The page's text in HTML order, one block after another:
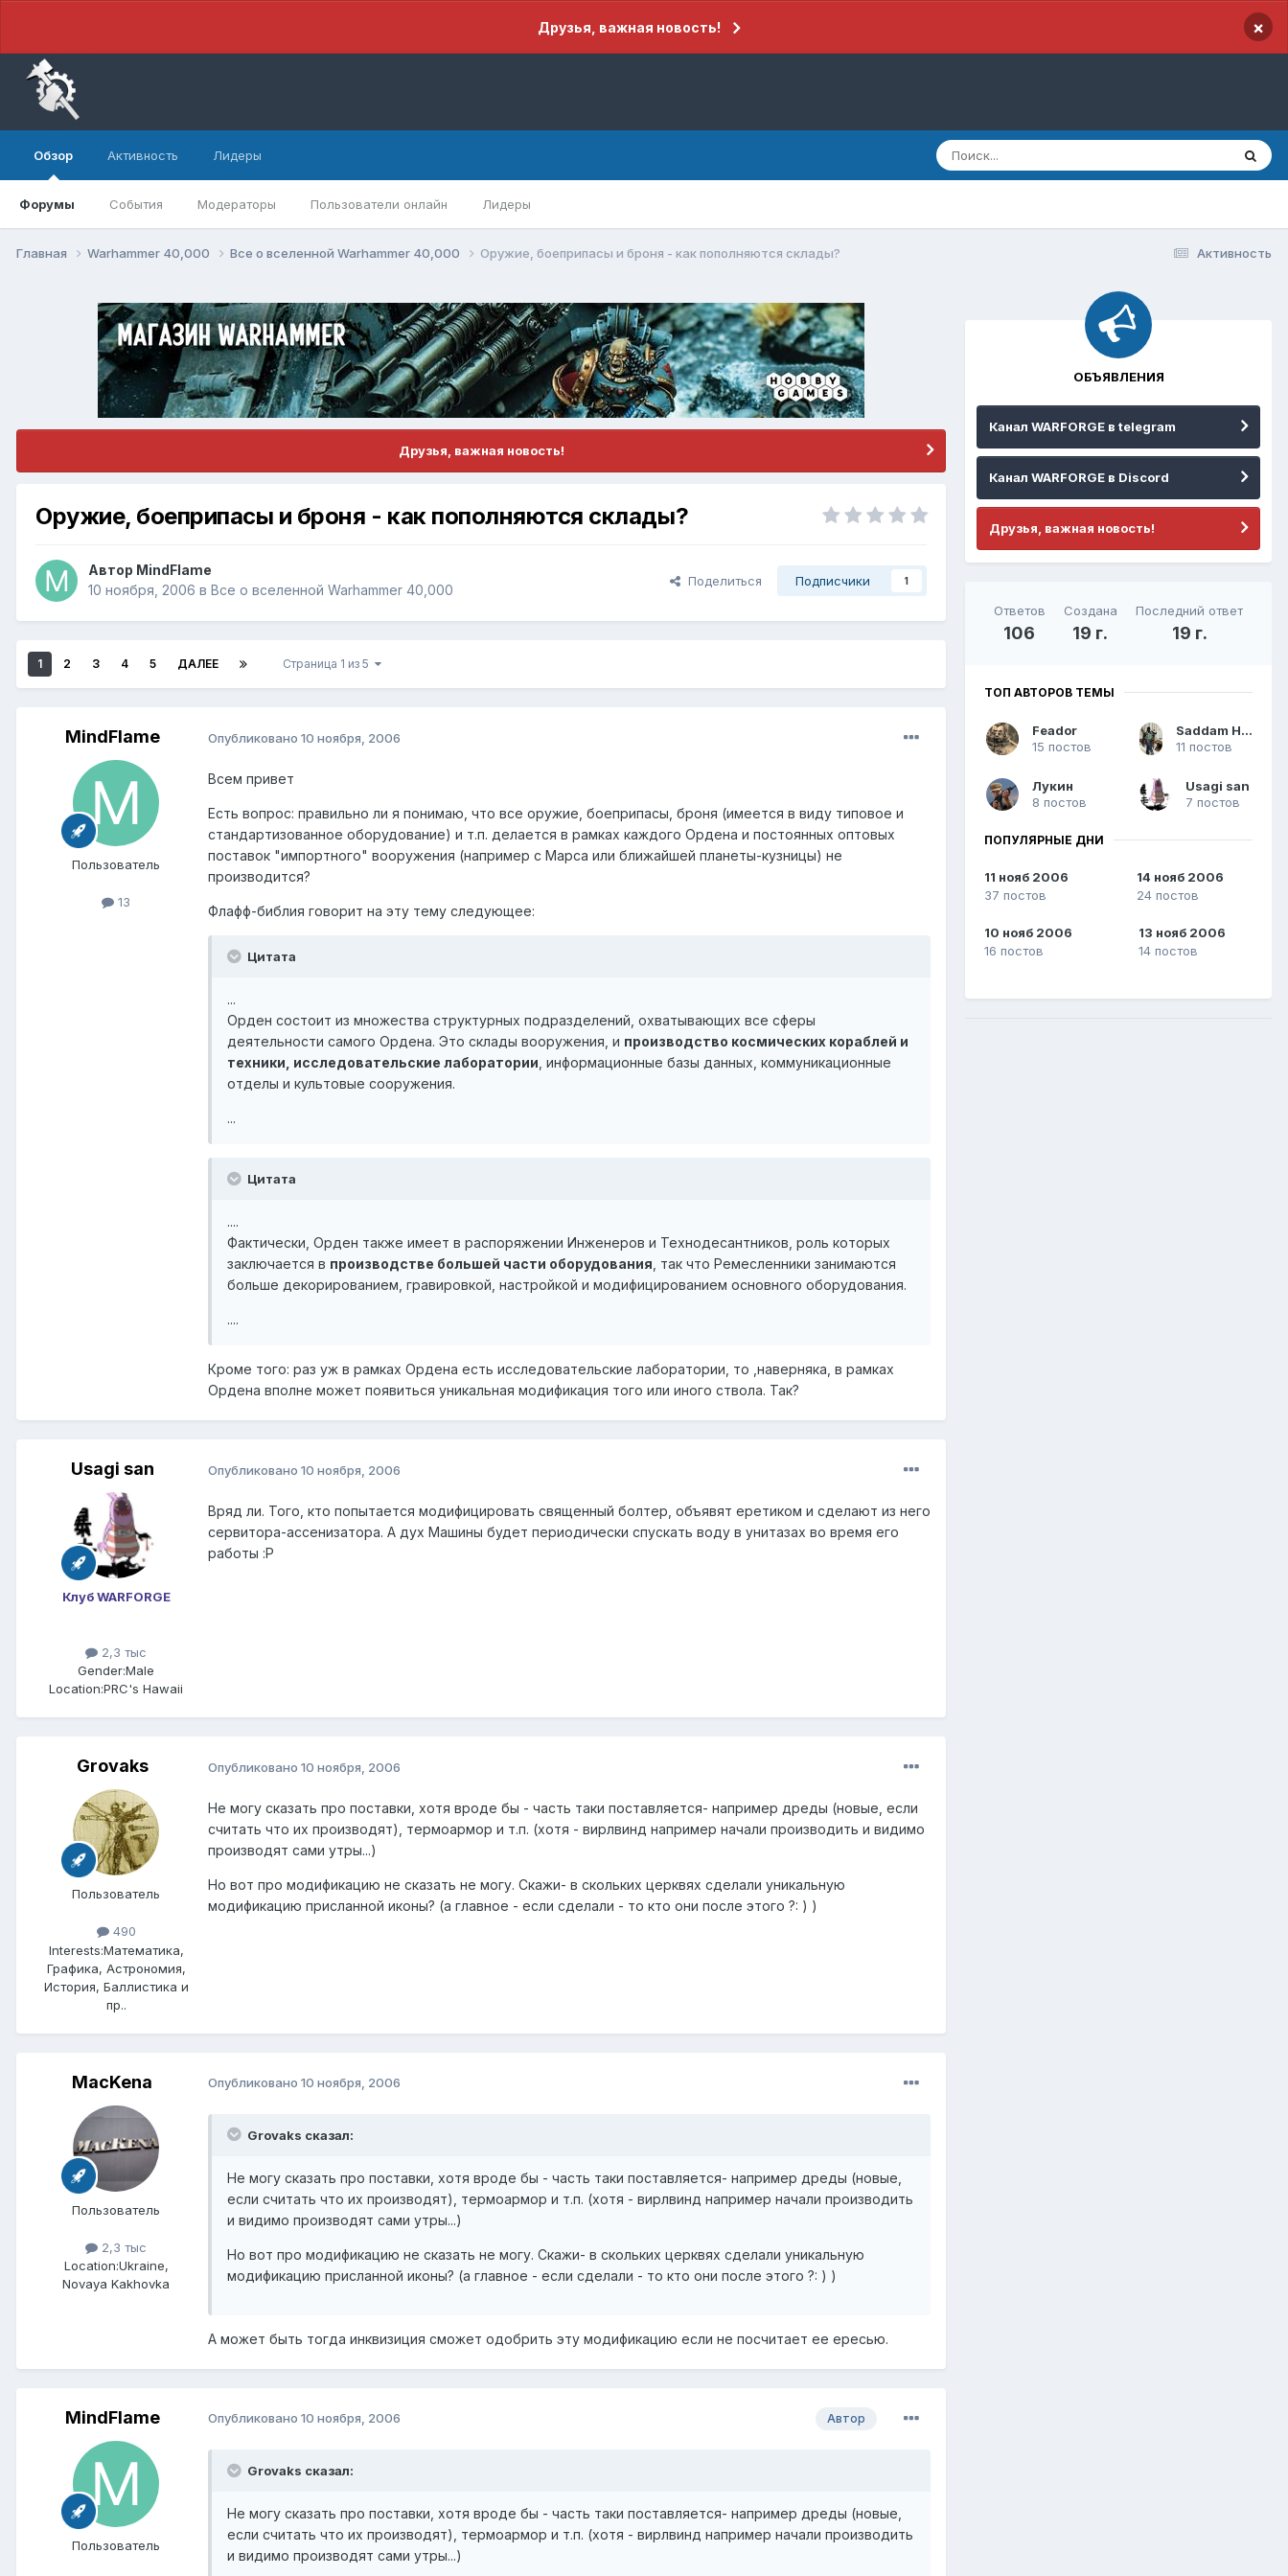
Друзья, важная новость! ×
Обзор
Форумы События Модераторы Пользователи онлайн Лидеры
Активность Лидеры
Активность
Главная Warhammer 40,000 Все о вселенной Warhammer 40,000 Оружие, боеприпасы и броня - как пополняются склады?
Друзья, важная новость!
Оружие, боеприпасы и броня - как пополняются склады?
Автор MindFlame
10 ноября, 2006 в Все о вселенной Warhammer 40,000
Поделиться Подписчики 1
1 2 3 4 5 ДАЛЕЕ Страница 1 из 5
MindFlame
Пользователь
13
Опубликовано 10 ноября, 2006
Всем привет
Есть вопрос: правильно ли я понимаю, что все оружие, боеприпасы, броня (имеется в виду типовое и
стандартизованное оборудование) и т.п. делается в рамках каждого Ордена и постоянных оптовых
поставок "импортного" вооружения (например с Марса или ближайшей планеты-кузницы) не
производится?
Флафф-библия говорит на эту тему следующее:
Цитата
...
Орден состоит из множества структурных подразделений, охватывающих все сферы
деятельности самого Ордена. Это склады вооружения, и производство космических кораблей и
техники, исследовательские лаборатории , информационные базы данных, коммуникационные
отделы и культовые сооружения.
...
Цитата
....
Фактически, Орден также имеет в распоряжении Инженеров и Технодесантников, роль которых
заключается в производстве большей части оборудования , так что Ремесленники занимаются
больше декорированием, гравировкой, настройкой и модифицированием основного оборудования.
....
Кроме того: раз уж в рамках Ордена есть исследовательские лаборатории, то ,наверняка, в рамках
Ордена вполне может появиться уникальная модификация того или иного ствола. Так?
Usagi san
Клуб WARFORGE
2,3 тыс
Gender:Male
Location:PRC's Hawaii
Опубликовано 10 ноября, 2006
Вряд ли. Того, кто попытается модифицировать священный болтер, объявят еретиком и сделают из него
сервитора-ассенизатора. А дух Машины будет периодически спускать воду в унитазах во время его
работы :P
Grovaks
Пользователь
490
Interests:Математика,
Графика, Астрономия,
История, Баллистика и
пр..
Опубликовано 10 ноября, 2006
Не могу сказать про поставки, хотя вроде бы - часть таки поставляется- например дреды (новые, если
считать что их производят), термоармор и т.п. (хотя - вирлвинд например начали производить и видимо
производят сами утры...)
Но вот про модификацию не сказать не могу. Скажи- в скольких церквях сделали уникальную
модификацию присланной иконы? (а главное - если сделали - то кто они после этого ?: ) )
MacKena
Пользователь
2,3 тыс
Location:Ukraine,
Novaya Kakhovka
Опубликовано 10 ноября, 2006
Grovaks сказал:
Не могу сказать про поставки, хотя вроде бы - часть таки поставляется- например дреды (новые,
если считать что их производят), термоармор и т.п. (хотя - вирлвинд например начали производить
и видимо производят сами утры...)
Но вот про модификацию не сказать не могу. Скажи- в скольких церквях сделали уникальную
модификацию присланной иконы? (а главное - если сделали - то кто они после этого ?: ) )
А может быть тогда инквизиция сможет одобрить эту модификацию если не посчитает ее ересью.
MindFlame
Пользователь
Автор
Опубликовано 10 ноября, 2006
Grovaks сказал:
Не могу сказать про поставки, хотя вроде бы - часть таки поставляется- например дреды (новые,
если считать что их производят), термоармор и т.п. (хотя - вирлвинд например начали производить
и видимо производят сами утры...)
ОБЪЯВЛЕНИЯ
Канал WARFORGE в telegram
Канал WARFORGE в Discord
Друзья, важная новость!
Ответов
106
Создана
19 г.
Последний ответ
19 г.
ТОП АВТОРОВ ТЕМЫ
Feador
15 постов
Saddam Hussein
11 постов
Лукин
8 постов
Usagi san
7 постов
ПОПУЛЯРНЫЕ ДНИ
11 нояб 2006
37 постов
14 нояб 2006
24 постов
10 нояб 2006
16 постов
13 нояб 2006
14 постов